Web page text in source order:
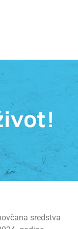
sredstva